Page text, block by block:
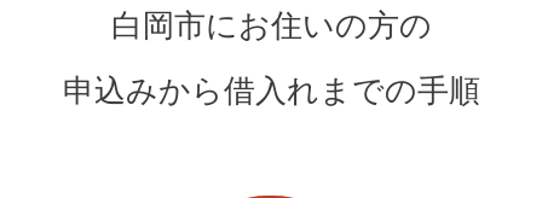
白岡市にお住いの方の
申込みから借入れまでの手順